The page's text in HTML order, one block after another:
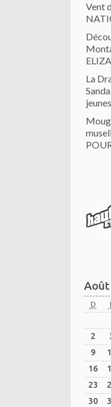
Vent
La
D
2
9
16
23
30